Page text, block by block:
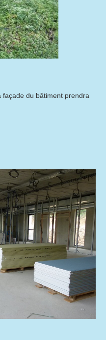
façade du bâtiment prendra